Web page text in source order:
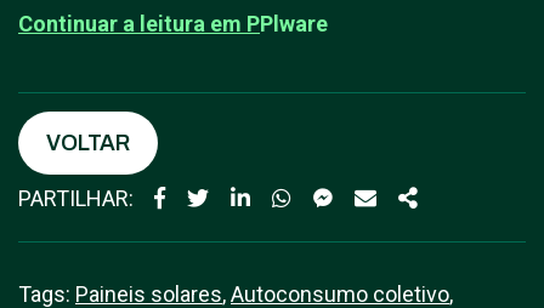
Continuar a leitura em PPlware
VOLTAR
PARTILHAR:
Tags: Paineis solares,Autoconsumo coletivo,